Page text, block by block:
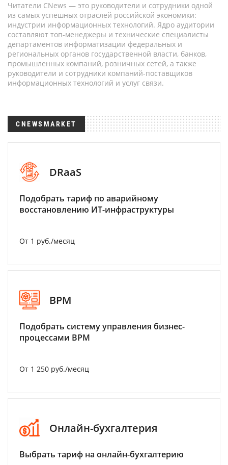
Читатели CNews — это руководители и сотрудники одной
из самых успешных отраслей российской экономики:
индустрии информационных технологий. Ядро аудитории
составляют топ-менеджеры и технические специалисты
департаментов информатизации федеральных и
региональных органов государственной власти, банков,
промышленных компаний, розничных сетей, а также
руководители и сотрудники компаний-поставщиков
информационных технологий и услуг связи.
CNEWSMARKET
DRaaS
Подобрать тариф по аварийному
восстановлению ИТ-инфраструктуры
От 1 руб./месяц
BPM
Подобрать систему управления бизнес-
процессами BPM
От 1 250 руб./месяц
Онлайн-бухгалтерия
Выбрать тариф на онлайн-бухгалтерию